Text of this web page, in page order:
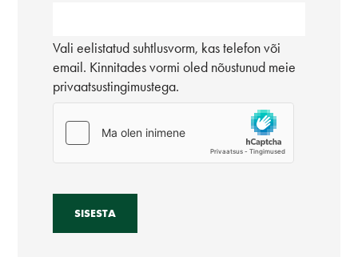
Vali eelistatud suhtlusvorm, kas telefon või
email. Kinnitades vormi oled nõustunud meie
privaatsustingimustega.